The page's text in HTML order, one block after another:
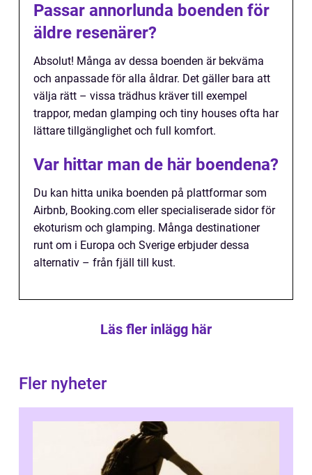
Passar annorlunda boenden för
äldre resenärer?
Absolut! Många av dessa boenden är bekväma
och anpassade för alla åldrar. Det gäller bara att
välja rätt – vissa trädhus kräver till exempel
trappor, medan glamping och tiny houses ofta har
lättare tillgänglighet och full komfort.
Var hittar man de här boendena?
Du kan hitta unika boenden på plattformar som
Airbnb, Booking.com eller specialiserade sidor för
ekoturism och glamping. Många destinationer
runt om i Europa och Sverige erbjuder dessa
alternativ – från fjäll till kust.
Läs fler inlägg här
Fler nyheter